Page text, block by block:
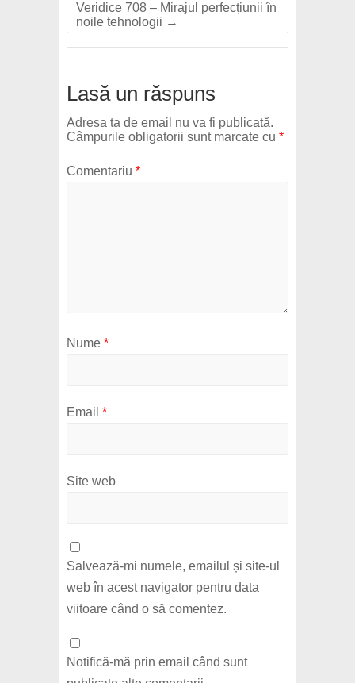
Veridice 708 – Mirajul perfecțiunii în
noile tehnologii →
Lasă un răspuns
Adresa ta de email nu va fi publicată.
Câmpurile obligatorii sunt marcate cu *
Comentariu *
Nume *
Email *
Site web
Salvează-mi numele, emailul și site-ul
web în acest navigator pentru data
viitoare când o să comentez.
Notifică-mă prin email când sunt